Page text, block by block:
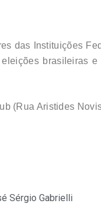
das Instituições
brasileiras
(Rua Aristides
Sérgio Gabrielli